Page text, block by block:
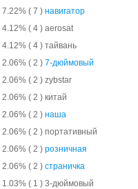
7.22% ( 7 ) навигатор
4.12% ( 4 ) aerosat
4.12% ( 4 ) тайвань
2.06% ( 2 ) 7-дюймовый
2.06% ( 2 ) zybstar
2.06% ( 2 ) китай
2.06% ( 2 ) наша
2.06% ( 2 ) портативный
2.06% ( 2 ) розничная
2.06% ( 2 ) страничка
1.03% ( 1 ) 3-дюймовый